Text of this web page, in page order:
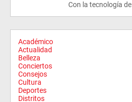
Con la tecnología de
Académico
Actualidad
Belleza
Conciertos
Consejos
Cultura
Deportes
Distritos